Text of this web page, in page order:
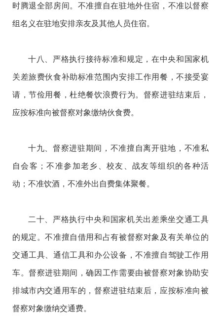
时腾退全部房间。不准擅自在驻地外住宿，不准以督察
组名义在驻地安排亲友及其他人员住宿。
十八、严格执行接待标准和规定，在中央和国家机
关差旅费伙食补助标准范围内安排工作用餐，不接受宴
请，节俭用餐，杜绝餐饮浪费行为。督察进驻结束后，
应按标准向被督察对象缴纳伙食费。
十九、督察进驻期间，不准擅自离开驻地，不准私
自会客；不准参加老乡、校友、战友等组织的各种活
动；不准饮酒，不准外出自费集体聚餐。
二十、严格执行中央和国家机关出差乘坐交通工具
的规定。不准擅自借用和占有被督察对象及有关单位的
交通工具、通信工具和办公设备，不准擅自驾驶工作用
车。督察进驻期间，确因工作需要由被督察对象协助安
排城市内交通用车的，督察进驻结束后，应按标准向被
督察对象缴纳交通费。